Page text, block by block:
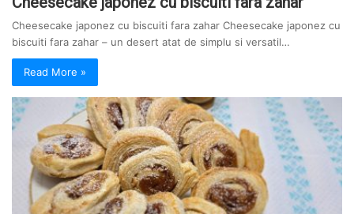
Cheesecake japonez cu biscuiti fara zahar Cheesecake japonez cu
biscuiti fara zahar – un desert atat de simplu si versatil…
Read More »